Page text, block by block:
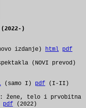
(2022-)
izdanje) html pdf
(NOVI prevod)
(samo I) pdf (I-II)
telo i prvobitna
pdf(2022)